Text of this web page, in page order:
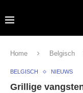
Home Belgisch
BELGISCH NIEUWS
Grillige